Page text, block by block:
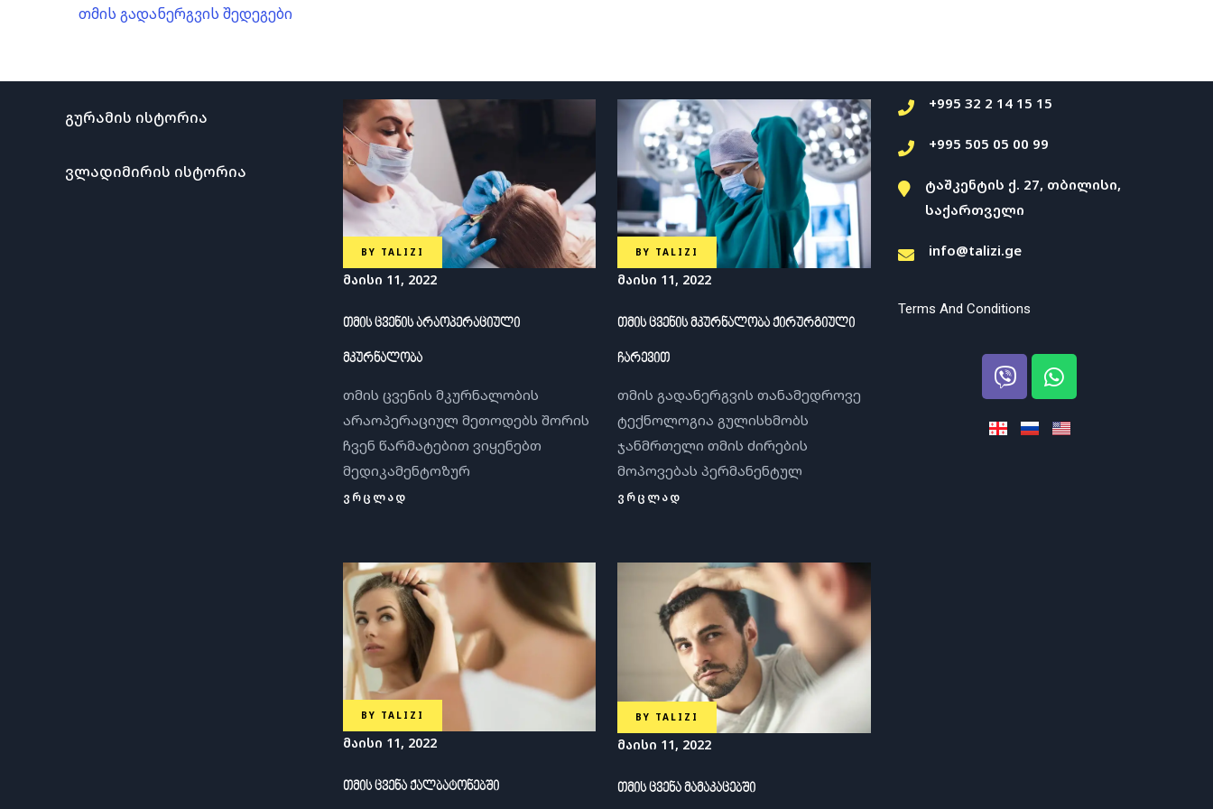
თმის გადანერგვის შედეგები
გურამის ისტორია
ვლადიმირის ისტორია
BY TALIZI
მაისი 11, 2022
თმის ცვენის არაოპერაციული
მკურნალობა
თმის ცვენის მკურნალობის
არაოპერაციულ მეთოდებს შორის
ჩვენ წარმატებით ვიყენებთ
მედიკამენტოზურ
ᲕᲠᲪᲚᲐᲓ
BY TALIZI
მაისი 11, 2022
თმის ცვენის მკურნალობა ქირურგიული
ჩარევით
თმის გადანერგვის თანამედროვე
ტექნოლოგია გულისხმობს
ჯანმრთელი თმის ძირების
მოპოვებას პერმანენტულ
ᲕᲠᲪᲚᲐᲓ
BY TALIZI
მაისი 11, 2022
თმის ცვენა ქალბატონებში
BY TALIZI
მაისი 11, 2022
თმის ცვენა მამაკაცებში
+995 32 2 14 15 15
+995 505 05 00 99
ტაშკენტის ქ. 27, თბილისი,
საქართველი
info@talizi.ge
Terms And Conditions